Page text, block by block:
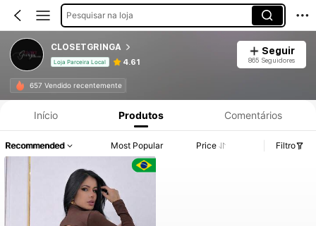
Pesquisar na loja
CLOSETGRINGA
Loja Parceira Local 4.61
Seguir
865 Seguidores
657 Vendido recentemente
Início Produtos Comentários
Recommended Most Popular Price Filtro